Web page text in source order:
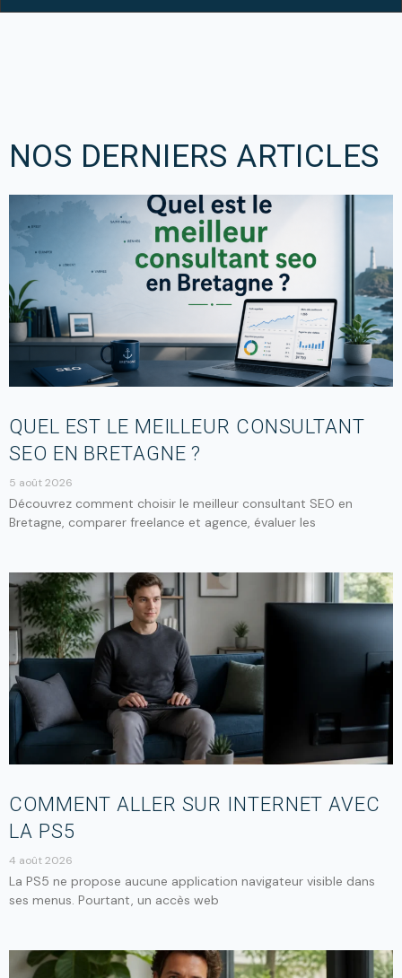
NOS DERNIERS ARTICLES
QUEL EST LE MEILLEUR CONSULTANT
SEO EN BRETAGNE ?
5 août 2026
Découvrez comment choisir le meilleur consultant SEO en
Bretagne, comparer freelance et agence, évaluer les
COMMENT ALLER SUR INTERNET AVEC
LA PS5
4 août 2026
La PS5 ne propose aucune application navigateur visible dans
ses menus. Pourtant, un accès web